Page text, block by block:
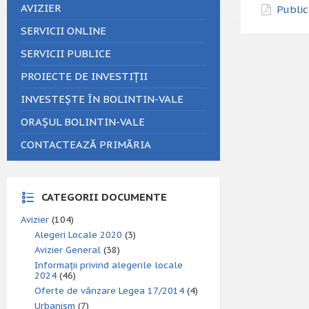
AVIZIER
SERVICII ONLINE
SERVICII PUBLICE
PROIECTE DE INVESTIȚII
INVESTEȘTE ÎN BOLINTIN-VALE
ORAȘUL BOLINTIN-VALE
CONTACTEAZĂ PRIMĂRIA
CATEGORII DOCUMENTE
Avizier (104)
Alegeri Locale 2020 (3)
Avizier General (38)
Informații privind alegerile locale
2024 (46)
Oferte de vânzare Legea 17/2014 (4)
Urbanism (7)